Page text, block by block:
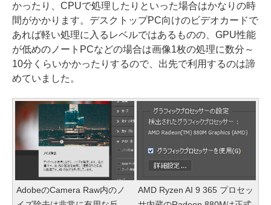
かったり、CPUで処理したりといった場合はかなりの時
間がかかります。デスクトップPC向けのビデオカードで
あれば軽い処理に入るレベルではあるものの、GPU性能
が低めのノートPCなどの場合は画像1枚の処理に数分～
10分くらいかかったりするので、出先で利用するのは諦
めていました。
AdobeのCamera Raw内のノ
AMD Ryzen AI 9 365 プロセッ